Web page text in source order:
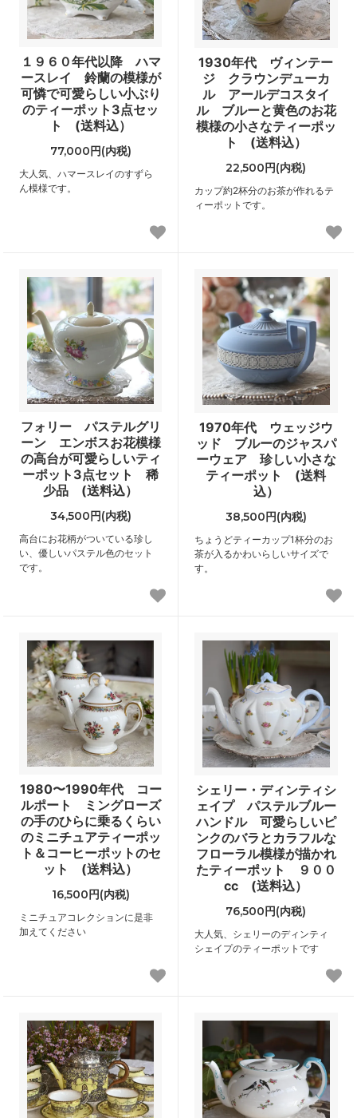
１９６０年代以降 ハマ
ースレイ 鈴蘭の模様が
可憐で可愛らしい小ぶり
のティーポット3点セッ
ト (送料込）
77,000円(内税)
大人気、ハマースレイのすずら
ん模様です。
1930年代 ヴィンテー
ジ クラウンデューカ
ル アールデコスタイ
ル ブルーと黄色のお花
模様の小さなティーポッ
ト (送料込）
22,500円(内税)
カップ約2杯分のお茶が作れるテ
ィーポットです。
フォリー パステルグリ
ーン エンボスお花模様
の高台が可愛らしいティ
ーポット3点セット 稀
少品 (送料込）
34,500円(内税)
高台にお花柄がついている珍し
い、優しいパステル色のセット
です。
1970年代 ウェッジウ
ッド ブルーのジャスパ
ーウェア 珍しい小さな
ティーポット (送料
込）
38,500円(内税)
ちょうどティーカップ1杯分のお
茶が入るかわいらしいサイズで
す。
1980〜1990年代 コー
ルポート ミングローズ
の手のひらに乗るくらい
のミニチュアティーポッ
ト＆コーヒーポットのセ
ット (送料込）
16,500円(内税)
ミニチュアコレクションに是非
加えてください
シェリー・ディンティシ
ェイプ パステルブルー
ハンドル 可愛らしいピ
ンクのバラとカラフルな
フローラル模様が描かれ
たティーポット ９００
cc (送料込）
76,500円(内税)
大人気、シェリーのディンティ
シェイプのティーポットです